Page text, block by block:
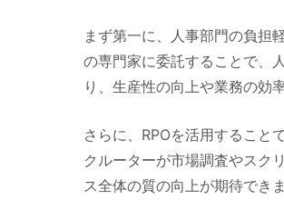
まず第一に、人事部門の負担
の専門家に委託することで、
り、生産性の向上や業務の効
さらに、RPOを活用すること
クルーターが市場調査やスク
ス全体の質の向上が期待できま